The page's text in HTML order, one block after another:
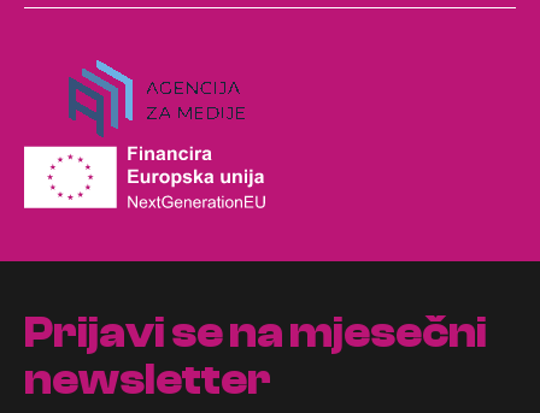
Prijavi se na mjesečni
newsletter